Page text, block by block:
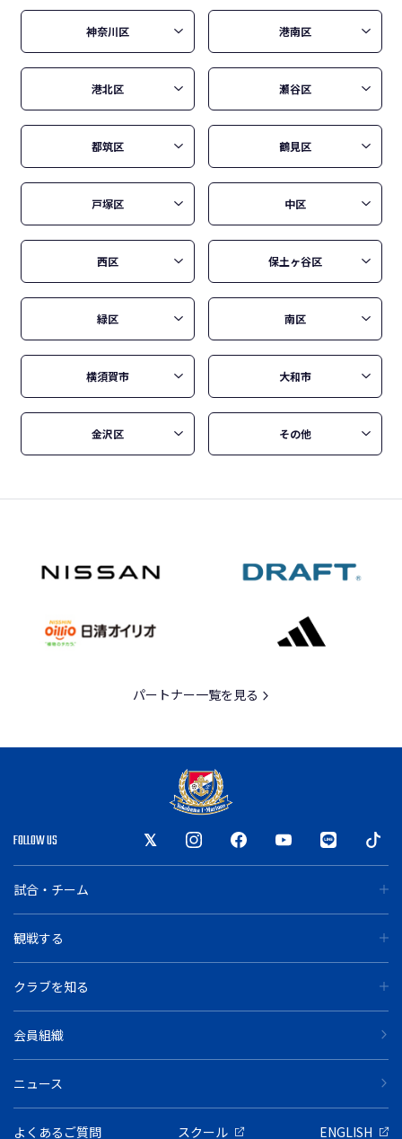
神奈川区 港南区
港北区 瀬谷区
都筑区 鶴見区
戸塚区 中区
西区 保土ヶ谷区
緑区 南区
横須賀市 大和市
金沢区 その他
パートナー一覧を見る
FOLLOW US
試合・チーム
観戦する
クラブを知る
会員組織
ニュース
よくあるご質問 スクール ENGLISH